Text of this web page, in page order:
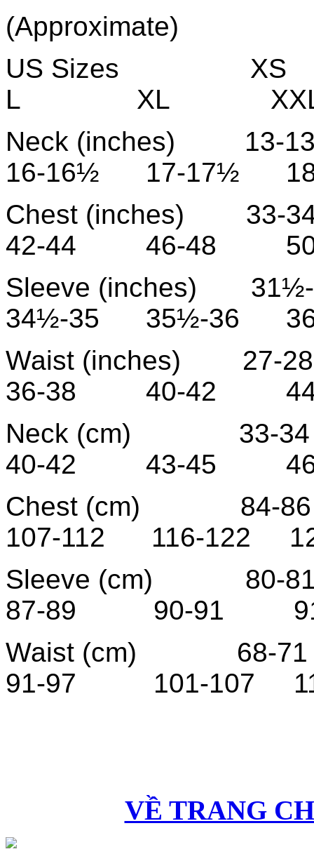
(Approximate)
US
L XL XXL
Neck (inches)
16-16½ 17-17½
Chest (inches)
42-44 46-48
Sleeve (inches)
34½-35 35½-36
Waist (inches)
36-38 40-42
Neck (cm)
40-42 43-45
Chest (cm)
107-112 116-122
Sleeve (cm)
87-89 90-91
Waist (cm)
91-97 101-107
VỀ TRANG